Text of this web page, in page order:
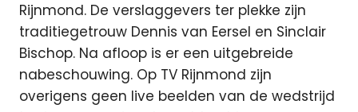
Rijnmond. De verslaggevers ter plekke zijn
traditiegetrouw Dennis van Eersel en Sinclair
Bischop. Na afloop is er een uitgebreide
nabeschouwing. Op TV Rijnmond zijn
overigens geen live beelden van de wedstrijd